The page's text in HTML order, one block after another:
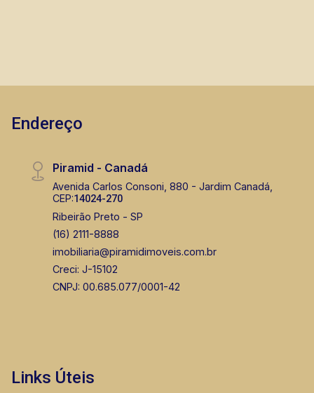
Preto.
Endereço
Piramid - Canadá
Avenida Carlos Consoni, 880 - Jardim Canadá,
CEP:14024-270
Ribeirão Preto - SP
(16) 2111-8888
imobiliaria@piramidimoveis.com.br
Creci: J-15102
CNPJ: 00.685.077/0001-42
Links Úteis